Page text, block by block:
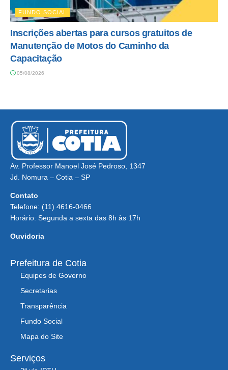
FUNDO SOCIAL
Inscrições abertas para cursos gratuitos de
Manutenção de Motos do Caminho da
Capacitação
05/08/2026
Av. Professor Manoel José Pedroso, 1347
Jd. Nomura – Cotia – SP
Contato
Telefone: (11) 4616-0466
Horário: Segunda a sexta das 8h às 17h
Ouvidoria
Prefeitura de Cotia
Equipes de Governo
Secretarias
Transparência
Fundo Social
Mapa do Site
Serviços